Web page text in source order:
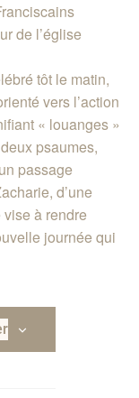
de l’église
tôt le matin,
vers l’action
« louanges »
psaumes,
passage
d’une
à rendre
journée qui